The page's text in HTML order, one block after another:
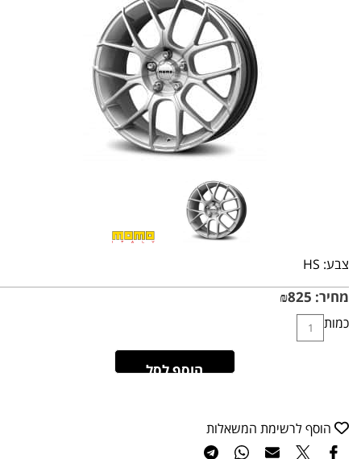
צבע: HS
מחיר: ₪825
כמות
הוסף לסל
הוסף לרשימת המשאלות